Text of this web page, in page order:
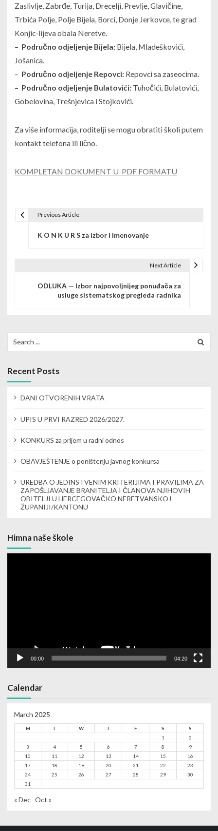
Zaslivlje, Zabrđe, Turija, Drecelji, Prevlje, Glavičine,
Trbića Polje, Polje Bijela, Borci, Donje Jerkovce, te grad
Konjic-lijeva obala Neretve.
– Područno odjeljenje Bijela: Bijela, Mladeškovići,
Jošanica.
– Područno odjeljenje Repovci: Repovci sa zaseocima.
– Područno odjeljenje Bulatovići: Tuhočići, Bulatovići,
Gobelovina, Trešnjevica i Stojkovići.
Za više informacija, roditelji se mogu obratiti školi putem
kontakt telefona ili lično.
KOMPLETAN DOKUMENT U PDF FORMATU
i
a
t
i
Previous Article
K O N K U R S za izbor i imenovanje
Next Article
ODLUKA — Izbor najpovoljnijeg ponuđača za
usluge sistematskog pregleda radnika
for:
Recent Posts
DANI OTVORENIH VRATA
UPIS U PRVI RAZRED 2026/2027.
KONKURS za prijem u radni odnos
OBAVJEŠTENJE o poništenju javnog konkursa
UREDBA O JEDINSTVENIM KRITERIJIMA I PRAVILIMA ZA
ZAPOŠLJAVANJE BRANITELJA I ČLANOVA NJIHOVIH
OBITELJI U HERCEGOVAČKO NERETVANSKOJ
ŽUPANIJI/KANTONU
Himna naše škole
00:00 04:20
Calendar
March 2025
M T W T F S
S
1
2
3
4 5 6 7 8
9
10
11 12 13 14 15
16
17
18 19 20 21 22
23
24
25 26 27 28 29
30
31
« Dec Oct »